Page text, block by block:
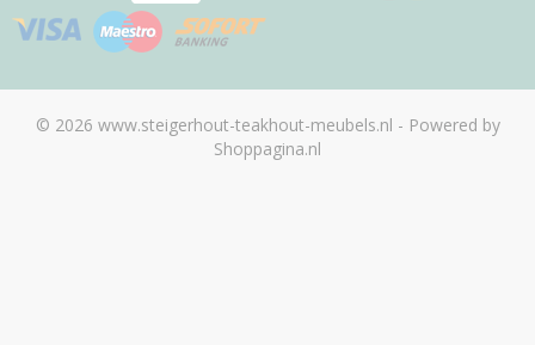
© 2026 www.steigerhout-teakhout-meubels.nl - Powered by
Shoppagina.nl